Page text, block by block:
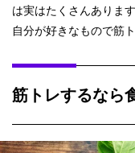
は実はたくさんありま
自分が好きなもので筋
筋トレするなら